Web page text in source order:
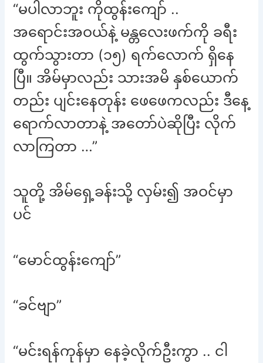
“မပါလာဘူး ကိုထွန်းကျော် ..
အရောင်းအဝယ်နဲ့ မန္တလေးဖက်ကို ခရီး
ထွက်သွားတာ (၁၅) ရက်လောက် ရှိနေ
ပြီ။ အိမ်မှာလည်း သားအမိ နှစ်ယောက်
တည်း ပျင်းနေတုန်း ဖေဖေကလည်း ဒီနေ့
ရောက်လာတာနဲ့ အတော်ပဲဆိုပြီး လိုက်
လာကြတာ …”
သူတို့ အိမ်ရှေ့ခန်းသို့ လှမ်း၍ အဝင်မှာ
ပင်
“မောင်ထွန်းကျော်”
“ခင်ဗျာ”
“မင်းရန်ကုန်မှာ နေခဲ့လိုက်ဦးကွာ .. ငါ